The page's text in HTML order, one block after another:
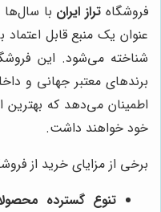
فروشگاه تراز ایران با سال‌ها
عنوان یک منبع قابل
شناخته می‌شود. این
برندهای معتبر جهانی و
اطمینان می‌دهد که بهترین
خود خواهند داشت.
برخی از مزایای خرید از
تنوع گسترده